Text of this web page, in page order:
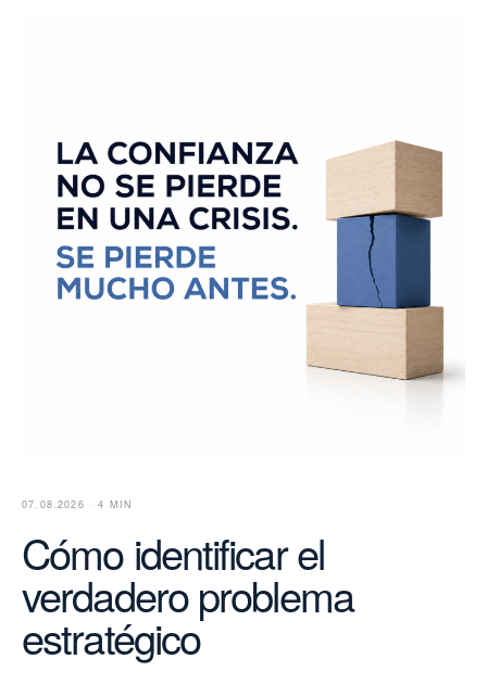
07.08.2026 · 4 MIN
Cómo identificar el
verdadero problema
estratégico